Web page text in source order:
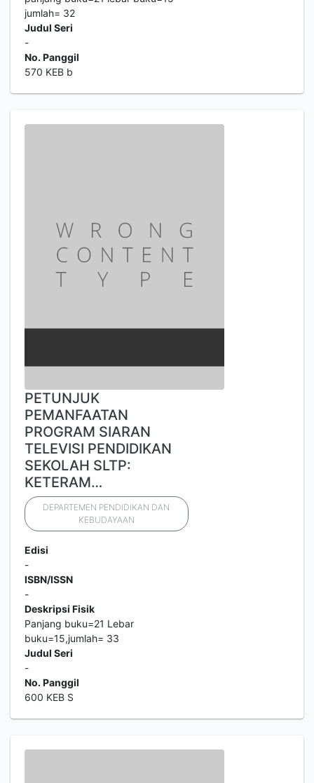
jumlah= 32
Judul Seri
-
No. Panggil
570 KEB b
PETUNJUK
PEMANFAATAN
PROGRAM SIARAN
TELEVISI PENDIDIKAN
SEKOLAH SLTP:
KETERAM…
DEPARTEMEN PENDIDIKAN DAN
KEBUDAYAAN
Edisi
-
ISBN/ISSN
-
Deskripsi Fisik
Panjang buku=21 Lebar
buku=15,jumlah= 33
Judul Seri
-
No. Panggil
600 KEB S